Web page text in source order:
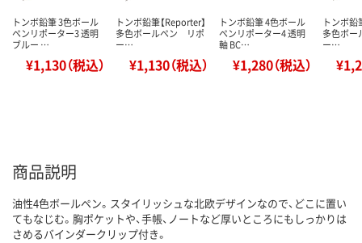
トンボ鉛筆 3色ボール
ペンリポーター3 透明
ブルー …
¥1,130（税込）
トンボ鉛筆【Reporter】
多色ボールペン リポ
ー…
¥1,130（税込）
トンボ鉛筆 4色ボール
ペンリポーター4 透明
軸 BC…
¥1,280（税込）
トンボ鉛
多色ボ
ー…
商品説明
油性4色ボールペン。スタイリッシュな北欧デザインなので、どこに置い
てもなじむ。胸ポケットや、手帳、ノートなど厚いところにもしっかりは
さめるバインダークリップ付き。